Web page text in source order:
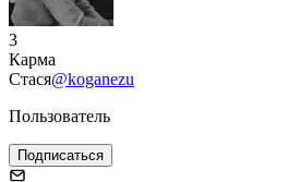
3
Карма
Стася@koganezu
Пользователь
Подписаться